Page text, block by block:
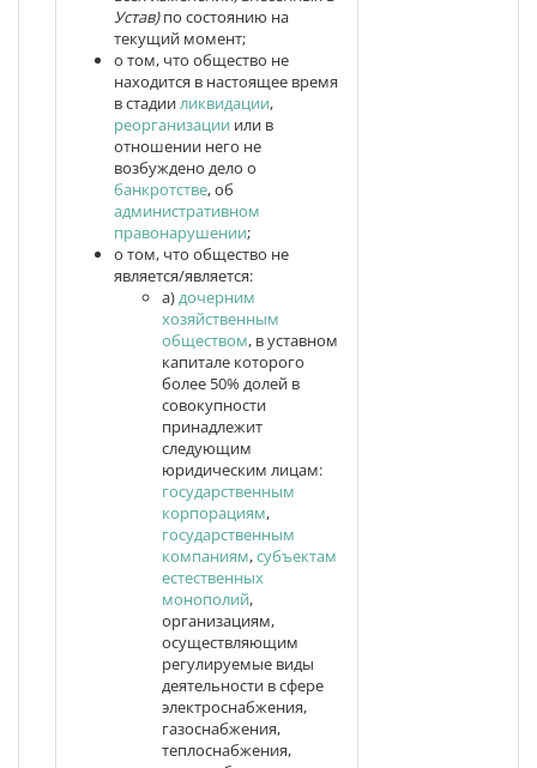
Устав)по состоянию на
текущий момент;
о том, что общество не
находится в настоящее время
в стадииликвидации,
реорганизации или в
отношении него не
возбуждено дело о
банкротстве, об
административном
правонарушении;
о том, что общество не
является/является:
а)дочерним
хозяйственным
обществом, в уставном
капитале которого
более 50% долей в
совокупности
принадлежит
следующим
юридическим лицам:
государственным
корпорациям,
государственным
компаниям,субъектам
естественных
монополий,
организациям,
осуществляющим
регулируемые виды
деятельности в сфере
электроснабжения,
газоснабжения,
теплоснабжения,